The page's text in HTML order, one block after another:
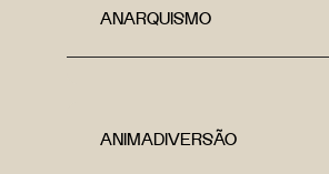
ANARQUISMO
ANIMADIVERSÃO